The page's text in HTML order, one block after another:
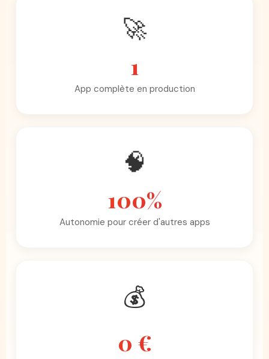
🚀
1
App complète en production
🧠
100%
Autonomie pour créer d'autres apps
💰
0 €